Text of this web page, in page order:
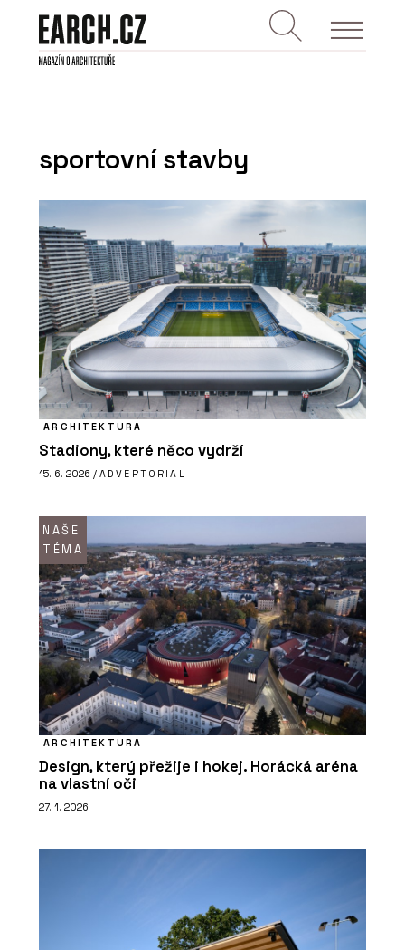
sportovní stavby
ARCHITEKTURA
Stadiony, které něco vydrží
15. 6. 2026 / ADVERTORIAL
NAŠE
TÉMA
ARCHITEKTURA
Design, který přežije i hokej. Horácká aréna
na vlastní oči
27. 1. 2026